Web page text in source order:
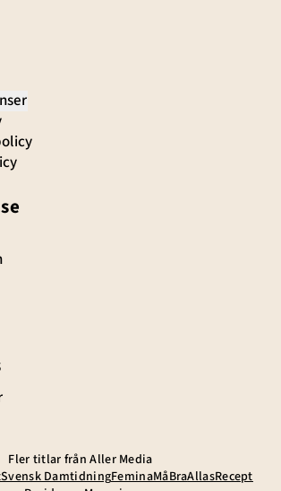
Fler titlar från Aller Media
Svensk DamtidningFeminaMåBraAllasRecept